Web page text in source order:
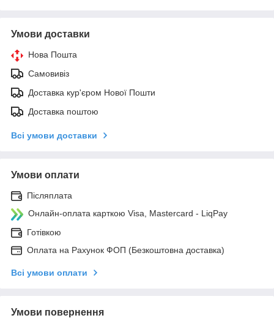
Умови доставки
Нова Пошта
Самовивіз
Доставка кур'єром Нової Пошти
Доставка поштою
Всі умови доставки
Умови оплати
Післяплата
Онлайн-оплата карткою Visa, Mastercard - LiqPay
Готівкою
Оплата на Рахунок ФОП (Безкоштовна доставка)
Всі умови оплати
Умови повернення